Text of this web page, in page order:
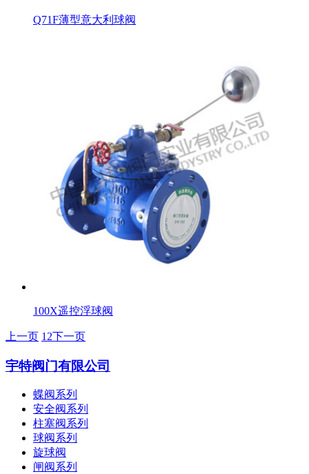
Q71F薄型意大利球阀
100X遥控浮球阀
上一页 1 2下一页
宇特阀门有限公司
蝶阀系列
安全阀系列
柱塞阀系列
球阀系列
旋球阀
闸阀系列